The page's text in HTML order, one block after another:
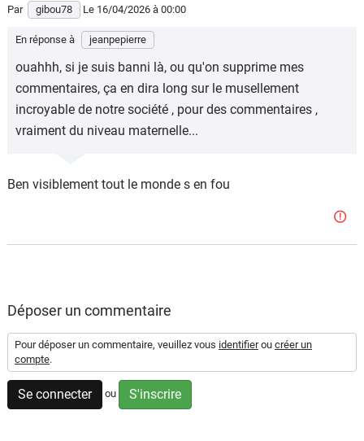
Par gibou78 Le 16/04/2026 à 00:00
En réponse à jeanpepierre
ouahhh, si je suis banni là, ou qu'on supprime mes
commentaires, ça en dira long sur le musellement
incroyable de notre société , pour des commentaires ,
vraiment du niveau maternelle...
Ben visiblement tout le monde s en fou
Déposer un commentaire
Pour déposer un commentaire, veuillez vous identifierou créer un
compte.
Se connecter ou S'inscrire